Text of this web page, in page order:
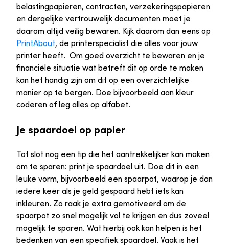
belastingpapieren, contracten, verzekeringspapieren
en dergelijke vertrouwelijk documenten moet je
daarom altijd veilig bewaren. Kijk daarom dan eens op
PrintAbout, de printerspecialist die alles voor jouw
printer heeft. Om goed overzicht te bewaren en je
financiële situatie wat betreft dit op orde te maken
kan het handig zijn om dit op een overzichtelijke
manier op te bergen. Doe bijvoorbeeld aan kleur
coderen of leg alles op alfabet.
Je spaardoel op papier
Tot slot nog een tip die het aantrekkelijker kan maken
om te sparen: print je spaardoel uit. Doe dit in een
leuke vorm, bijvoorbeeld een spaarpot, waarop je dan
iedere keer als je geld gespaard hebt iets kan
inkleuren. Zo raak je extra gemotiveerd om de
spaarpot zo snel mogelijk vol te krijgen en dus zoveel
mogelijk te sparen. Wat hierbij ook kan helpen is het
bedenken van een specifiek spaardoel. Vaak is het